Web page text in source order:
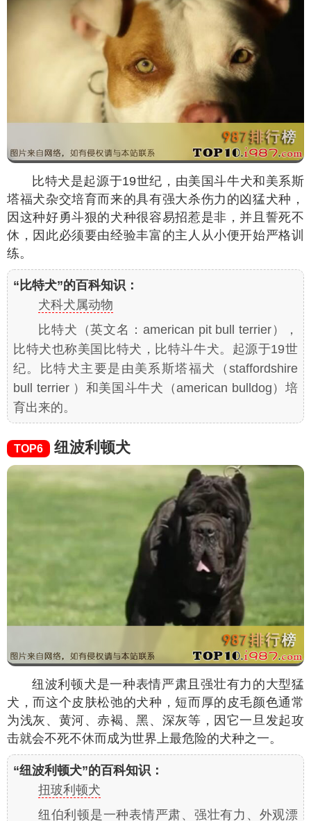
比特犬是起源于19世纪，由美国斗牛犬和美系斯
塔福犬杂交培育而来的具有强大杀伤力的凶猛犬种，
因这种好勇斗狠的犬种很容易招惹是非，并且誓死不
休，因此必须要由经验丰富的主人从小便开始严格训
练。
“比特犬”的百科知识：
犬科犬属动物
比特犬（英文名：american pit bull terrier），
比特犬也称美国比特犬，比特斗牛犬。起源于19世
纪。比特犬主要是由美系斯塔福犬（staffordshire
bull terrier ）和美国斗牛犬（american bulldog）培
育出来的。
TOP6 纽波利顿犬
纽波利顿犬是一种表情严肃且强壮有力的大型猛
犬，而这个皮肤松弛的犬种，短而厚的皮毛颜色通常
为浅灰、黄河、赤褐、黑、深灰等，因它一旦发起攻
击就会不死不休而成为世界上最危险的犬种之一。
“纽波利顿犬”的百科知识：
扭玻利顿犬
纽伯利顿是一种表情严肃、强壮有力、外观漂